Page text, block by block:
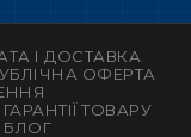
І ДОСТАВКА
ОФЕРТА
ТОВАРУ
БЛОГ